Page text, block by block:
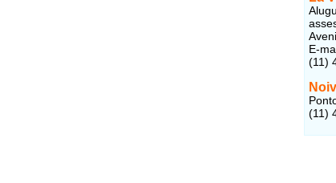
E-
(11)
(11)